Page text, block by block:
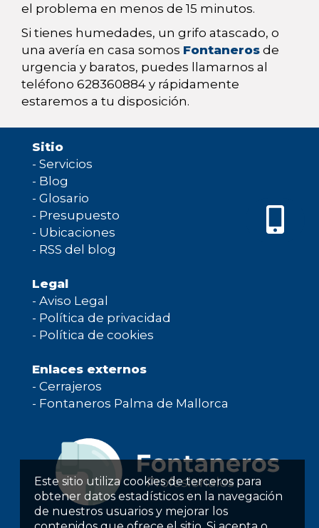
Este sitio utiliza cookies de terceros para
obtener datos estadísticos en la navegación
de nuestros usuarios y mejorar los
el problema en menos de 15 minutos.
Si tienes humedades, un grifo atascado, o
una avería en casa somos Fontaneros de
urgencia y baratos, puedes llamarnos al
teléfono 628360884 y rápidamente
estaremos a tu disposición.
Sitio
- Servicios
- Blog
- Glosario
- Presupuesto
- Ubicaciones
- RSS del blog
Legal
- Aviso Legal
- Política de privacidad
- Política de cookies
Enlaces externos
- Cerrajeros
- Fontaneros Palma de Mallorca